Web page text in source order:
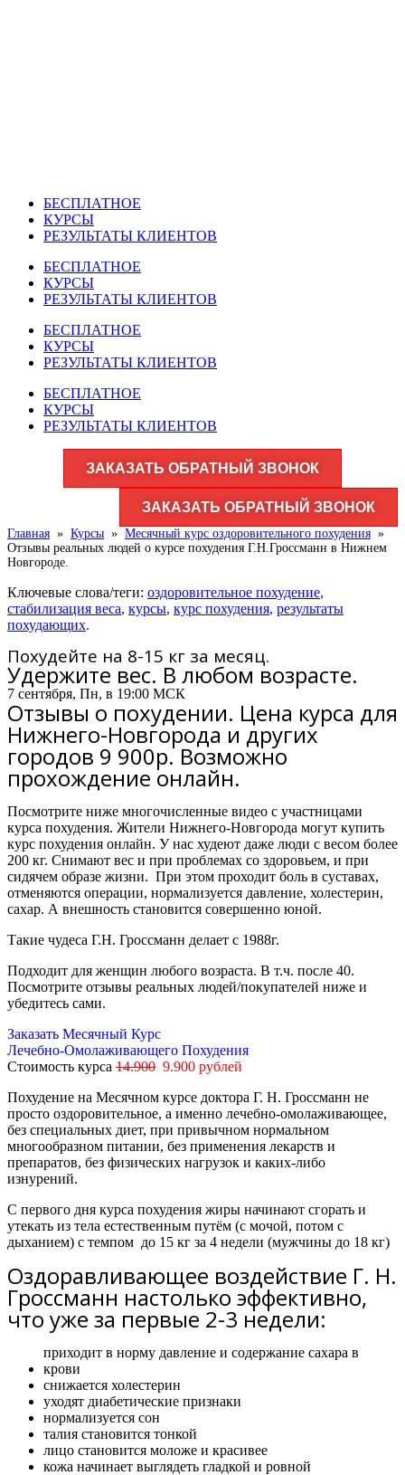
БЕСПЛАТНОЕ
КУРСЫ
РЕЗУЛЬТАТЫ КЛИЕНТОВ
БЕСПЛАТНОЕ
КУРСЫ
РЕЗУЛЬТАТЫ КЛИЕНТОВ
БЕСПЛАТНОЕ
КУРСЫ
РЕЗУЛЬТАТЫ КЛИЕНТОВ
БЕСПЛАТНОЕ
КУРСЫ
РЕЗУЛЬТАТЫ КЛИЕНТОВ
ЗАКАЗАТЬ ОБРАТНЫЙ ЗВОНОК
ЗАКАЗАТЬ ОБРАТНЫЙ ЗВОНОК
Главная » Курсы » Месячный курс оздоровительного похудения »
Отзывы реальных людей о курсе похудения Г.Н.Гроссманн в Нижнем
Новгороде.
Ключевые слова/теги: оздоровительное похудение,
стабилизация веса, курсы, курс похудения, результаты
похудающих.
Похудейте на 8-15 кг за месяц.
Удержите вес. В любом возрасте.
7 сентября, Пн, в 19:00 МСК
Отзывы о похудении. Цена курса для
Нижнего-Новгорода и других
городов 9 900р. Возможно
прохождение онлайн.
Посмотрите ниже многочисленные видео с участницами
курса похудения. Жители Нижнего-Новгорода могут купить
курс похудения онлайн. У нас худеют даже люди с весом более
200 кг. Снимают вес и при проблемах со здоровьем, и при
сидячем образе жизни. При этом проходит боль в суставах,
отменяются операции, нормализуется давление, холестерин,
сахар. А внешность становится совершенно юной.
Такие чудеса Г.Н. Гроссманн делает с 1988г.
Подходит для женщин любого возраста. В т.ч. после 40.
Посмотрите отзывы реальных людей/покупателей ниже и
убедитесь сами.
Заказать Месячный Курс
Лечебно-Омолаживающего Похудения
Стоимость курса 14.900 9.900 рублей
Похудение на Месячном курсе доктора Г. Н. Гроссманн не
просто оздоровительное, а именно лечебно-омолаживающее,
без специальных диет, при привычном нормальном
многообразном питании, без применения лекарств и
препаратов, без физических нагрузок и каких-либо
изнурений.
С первого дня курса похудения жиры начинают сгорать и
утекать из тела естественным путём (с мочой, потом с
дыханием) с темпом до 15 кг за 4 недели (мужчины до 18 кг)
Оздоравливающее воздействие Г. Н.
Гроссманн настолько эффективно,
что уже за первые 2-3 недели:
приходит в норму давление и содержание сахара в
крови
снижается холестерин
уходят диабетические признаки
нормализуется сон
талия становится тонкой
лицо становится моложе и красивее
кожа начинает выглядеть гладкой и ровной